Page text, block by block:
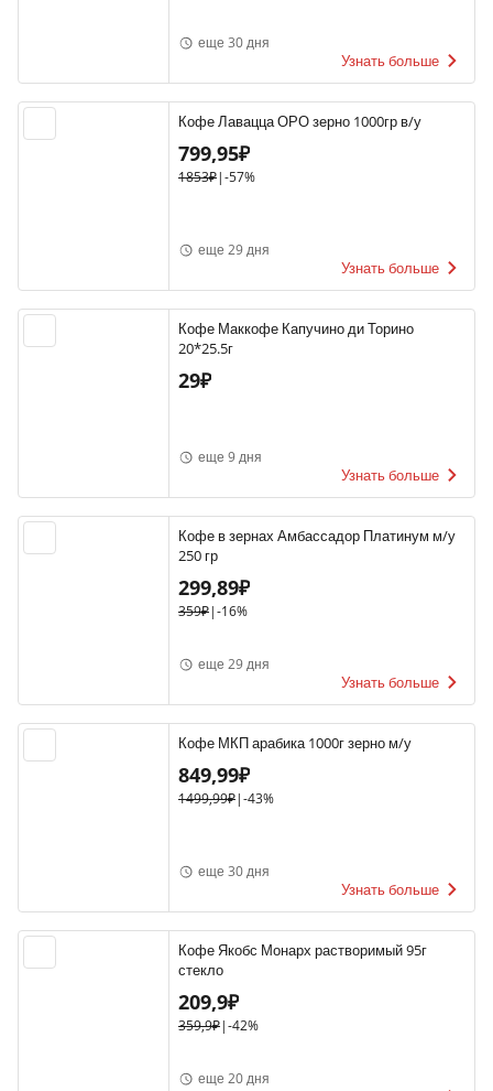
еще 30 дня
Узнать больше
Кофе Лавацца ОРО зерно 1000гр в/у
799,95₽
1853₽|-57%
еще 29 дня
Узнать больше
Кофе Маккофе Капучино ди Торино
20*25.5г
29₽
еще 9 дня
Узнать больше
Кофе в зернах Амбассадор Платинум м/у
250 гр
299,89₽
359₽|-16%
еще 29 дня
Узнать больше
Кофе МКП арабика 1000г зерно м/у
849,99₽
1499,99₽|-43%
еще 30 дня
Узнать больше
Кофе Якобс Монарх растворимый 95г
стекло
209,9₽
359,9₽|-42%
еще 20 дня